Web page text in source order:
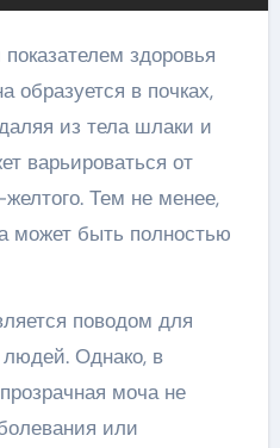
здоровья
образуется в почках,
из тела шлаки и
варьироваться от
Тем не менее,
может быть полностью
поводом для
людей. Однако, в
моча не
или